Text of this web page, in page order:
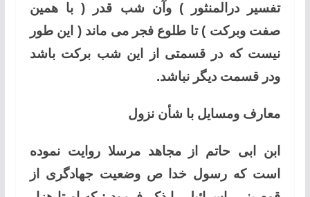
تفسیر درالمنثور ) وآن شب قدر ( با همین
صفت وبرکت ) تا طلوع فجر می ماند ( این طور
نیست که در قسمتی از این شب برکت باشد
ودر قسمت دیگر نباشد.
معارف ومسایل با شأن نزول
ابن ابی حاتم از مجاهد مرسلا روایت نموده
است که رسول خدا ص وضعیت جهادگری از